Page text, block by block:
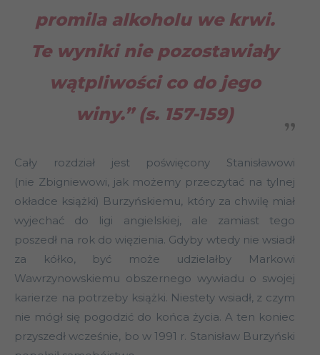
promila alkoholu we krwi.
Te wyniki nie pozostawiały
wątpliwości co do jego
winy.” (s. 157-159)
Cały rozdział jest poświęcony Stanisławowi
(nie Zbigniewowi, jak możemy przeczytać na tylnej
okładce książki) Burzyńskiemu, który za chwilę miał
wyjechać do ligi angielskiej, ale zamiast tego
poszedł na rok do więzienia. Gdyby wtedy nie wsiadł
za kółko, być może udzielałby Markowi
Wawrzynowskiemu obszernego wywiadu o swojej
karierze na potrzeby książki. Niestety wsiadł, z czym
nie mógł się pogodzić do końca życia. A ten koniec
przyszedł wcześnie, bo w 1991 r. Stanisław Burzyński